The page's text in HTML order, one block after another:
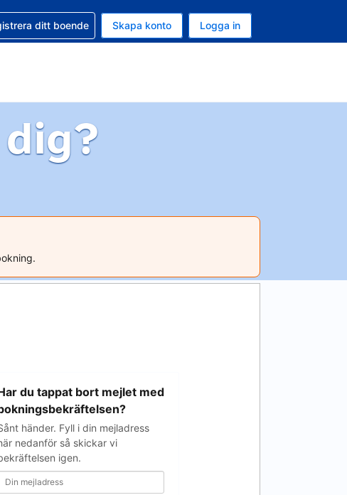
är Amerikanska dollar
språk är Svenska
med din bokning
ditt boende Skapa konto Logga in
du tappat bort mejlet med
händer. Fyll i din mejladress
nedanför så skickar vi
igen.